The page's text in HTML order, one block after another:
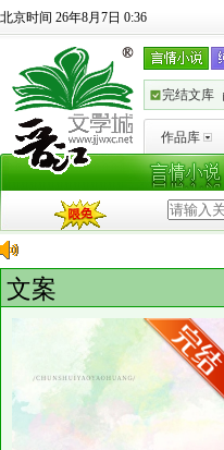
北京时间 26年8月7日 0:36
完结文库
作品库
文案